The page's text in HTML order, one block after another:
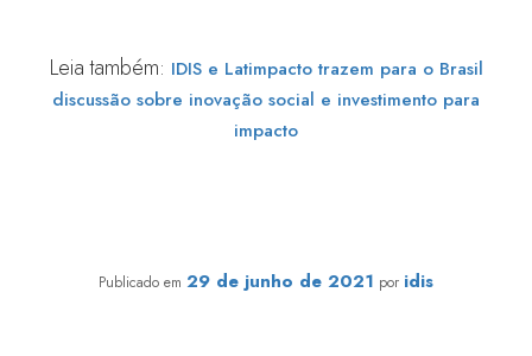
Leia também: IDIS e Latimpacto trazem para o Brasil
discussão sobre inovação social e investimento para
impacto
Publicado em 29 de junho de 2021 por idis